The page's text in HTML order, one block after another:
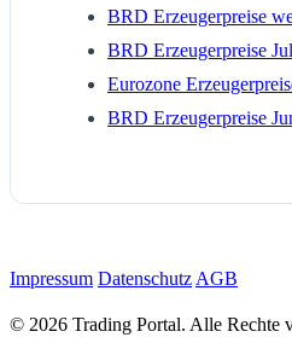
BRD Erzeugerpreise
BRD Erzeugerpreise
Eurozone
BRD Erzeugerpreise
Impressum Datenschutz AGB
© 2026 Trading Portal. Alle Rechte